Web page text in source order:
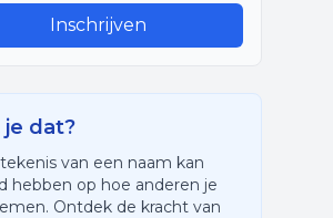
Inschrijven
dat?
van een naam kan
hebben op hoe anderen je
Ontdek de kracht van